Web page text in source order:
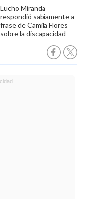
Lucho Miranda
respondió sabiamente a
frase de Camila Flores
sobre la discapacidad